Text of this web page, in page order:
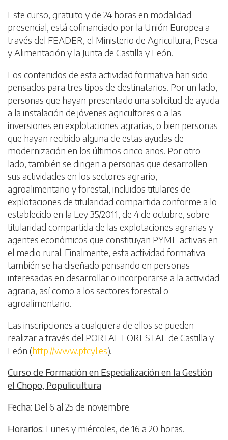
Este curso, gratuito y de 24 horas en modalidad
presencial, está cofinanciado por la Unión Europea a
través del FEADER, el Ministerio de Agricultura, Pesca
y Alimentación y la Junta de Castilla y León.
Los contenidos de esta actividad formativa han sido
pensados para tres tipos de destinatarios. Por un lado,
personas que hayan presentado una solicitud de ayuda
a la instalación de jóvenes agricultores o a las
inversiones en explotaciones agrarias, o bien personas
que hayan recibido alguna de estas ayudas de
modernización en los últimos cinco años. Por otro
lado, también se dirigen a personas que desarrollen
sus actividades en los sectores agrario,
agroalimentario y forestal, incluidos titulares de
explotaciones de titularidad compartida conforme a lo
establecido en la Ley 35/2011, de 4 de octubre, sobre
titularidad compartida de las explotaciones agrarias y
agentes económicos que constituyan PYME activas en
el medio rural. Finalmente, esta actividad formativa
también se ha diseñado pensando en personas
interesadas en desarrollar o incorporarse a la actividad
agraria, así como a los sectores forestal o
agroalimentario.
Las inscripciones a cualquiera de ellos se pueden
realizar a través del PORTAL FORESTAL de Castilla y
León (http://www.pfcyl.es).
Curso de Formación en Especialización en la Gestión
el Chopo, Populicultura
Fecha: Del 6 al 25 de noviembre.
Horarios: Lunes y miércoles, de 16 a 20 horas.